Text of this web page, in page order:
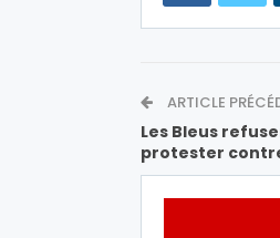
ARTICLE
Les Bleus
protester